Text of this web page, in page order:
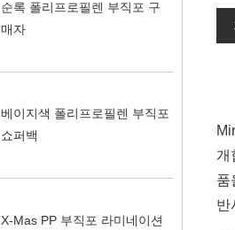
순록 폴리프로필렌 부직포 구
매자
베이지색 폴리프로필렌 부직포
쇼퍼백
X-Mas PP 부직포 라미네이션
개
품
반